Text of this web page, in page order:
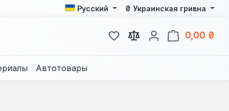
Русский ₴ Украинская гривна
У вас есть товары из
0,00 ₴
Автотовары